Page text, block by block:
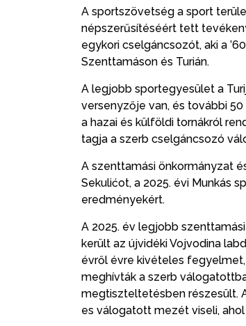
A sportszövetség a sport
népszerűsítéséért tett
egykori cselgáncsozót, aki a
Szenttamáson és Turián.
A legjobb sportegyesület a
versenyzője van, és további
a hazai és külföldi tornákról
tagja a szerb cselgáncsozó
A szenttamási önkormányzat
Sekulićot, a 2025. évi Munkás
eredményekért.
A 2025. év legjobb
került az újvidéki Vojvodina
évről évre kivételes
meghívták a szerb
megtiszteltetésben részesült.
es válogatott mezét viseli,